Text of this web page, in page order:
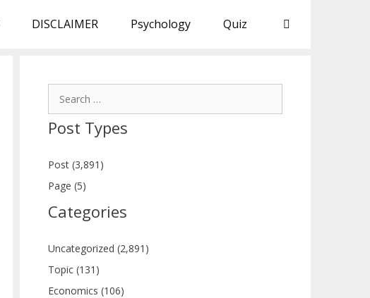
DISCLAIMER Psychology Quiz
Post Types
Post (3,891)
Page (5)
Categories
Uncategorized (2,891)
Topic (131)
Economics (106)